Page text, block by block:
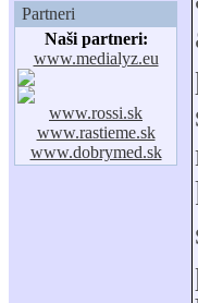
Partneri
Naši partneri:
www.medialyz.eu
www.rossi.sk
www.rastieme.sk
www.dobrymed.sk